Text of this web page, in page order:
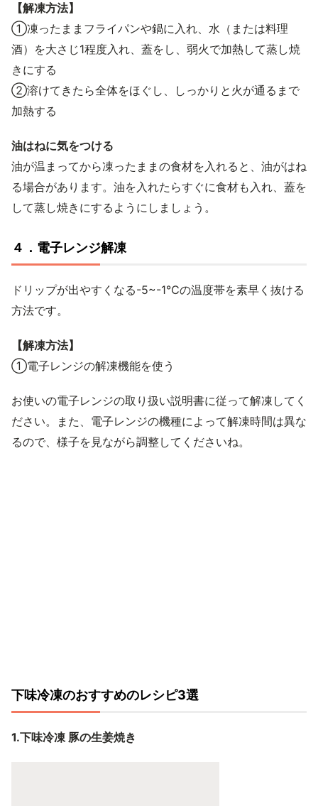
【解凍方法】
①凍ったままフライパンや鍋に入れ、水（または料理
酒）を大さじ1程度入れ、蓋をし、弱火で加熱して蒸し焼
きにする
②溶けてきたら全体をほぐし、しっかりと火が通るまで
加熱する
油はねに気をつける
油が温まってから凍ったままの食材を入れると、油がはね
る場合があります。油を入れたらすぐに食材も入れ、蓋を
して蒸し焼きにするようにしましょう。
４．電子レンジ解凍
ドリップが出やすくなる-5~-1℃の温度帯を素早く抜ける
方法です。
【解凍方法】
①電子レンジの解凍機能を使う
お使いの電子レンジの取り扱い説明書に従って解凍してく
ださい。また、電子レンジの機種によって解凍時間は異な
るので、様子を見ながら調整してくださいね。
下味冷凍のおすすめのレシピ3選
1.下味冷凍 豚の生姜焼き